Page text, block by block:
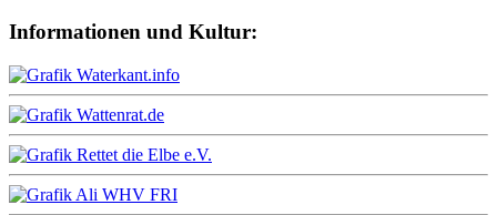
Informationen und Kultur: